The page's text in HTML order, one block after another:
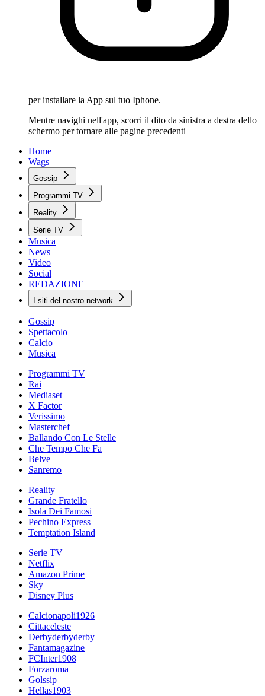
per installare la App sul tuo Iphone.
Mentre navighi nell'app, scorri il dito da sinistra a destra dello
schermo per tornare alle pagine precedenti
Home
Wags
Gossip
Programmi TV
Reality
Serie TV
Musica
News
Video
Social
REDAZIONE
I siti del nostro network
Gossip
Spettacolo
Calcio
Musica
Programmi TV
Rai
Mediaset
X Factor
Verissimo
Masterchef
Ballando Con Le Stelle
Che Tempo Che Fa
Belve
Sanremo
Reality
Grande Fratello
Isola Dei Famosi
Pechino Express
Temptation Island
Serie TV
Netflix
Amazon Prime
Sky
Disney Plus
Calcionapoli1926
Cittaceleste
Derbyderbyderby
Fantamagazine
FCInter1908
Forzaroma
Golssip
Hellas1903